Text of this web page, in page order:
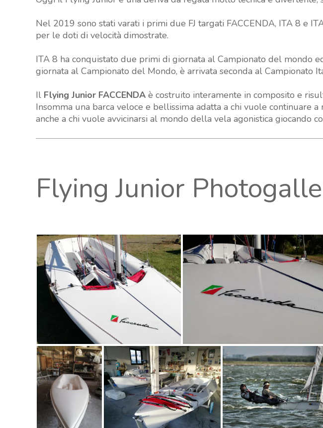
Nel 2019 sono stati varati i primi due FJ targati FACCENDA, ITA 8 e
per le doti di velocità dimostrate.
ITA 8 ha conquistato due primi di giornata al Campionato del mondo
giornata al Campionato del Mondo, è arrivata seconda al Campionato
Il Flying Junior FACCENDA è costruito interamente in composito e
Insomma una barca veloce e bellissima adatta a chi vuole
anche a chi vuole avvicinarsi al mondo della vela agonistica giocando
Flying Junior